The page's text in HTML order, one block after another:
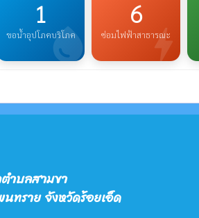
water_drop
1
ขอน้ำอุปโภคบริโภค bolt
6
ซ่อมไฟฟ้าสาธารณะ
ำบลสามขา
นทราย จังหวัดร้อยเอ็ด